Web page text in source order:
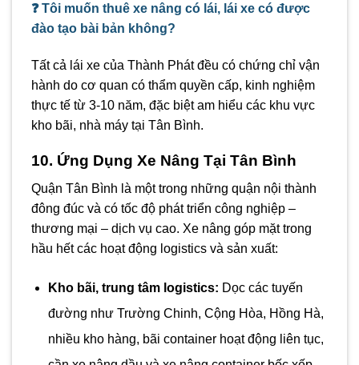
❓ Tôi muốn thuê xe nâng có lái, lái xe có được
đào tạo bài bản không?
Tất cả lái xe của Thành Phát đều có chứng chỉ vận
hành do cơ quan có thẩm quyền cấp, kinh nghiệm
thực tế từ 3-10 năm, đặc biệt am hiểu các khu vực
kho bãi, nhà máy tại Tân Bình.
10. Ứng Dụng Xe Nâng Tại Tân Bình
Quận Tân Bình là một trong những quận nội thành
đông đúc và có tốc độ phát triển công nghiệp –
thương mại – dịch vụ cao. Xe nâng góp mặt trong
hầu hết các hoạt động logistics và sản xuất:
Kho bãi, trung tâm logistics: Dọc các tuyến
đường như Trường Chinh, Cộng Hòa, Hồng Hà,
nhiều kho hàng, bãi container hoạt động liên tục,